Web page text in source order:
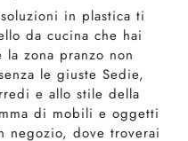
in plastica ti
da cucina che hai
la zona pranzo non
le giuste Sedie,
e allo stile della
di mobili e oggetti
negozio, dove troverai